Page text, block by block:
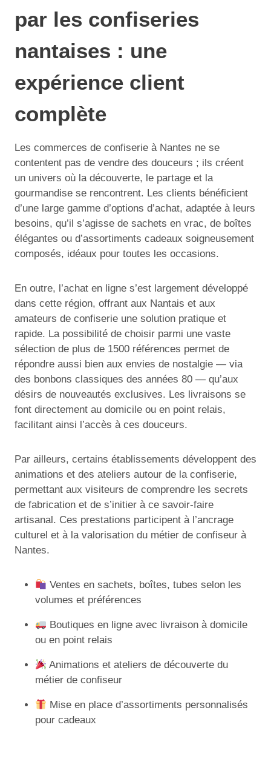
par les confiseries
nantaises : une
expérience client
complète
Les commerces de confiserie à Nantes ne se
contentent pas de vendre des douceurs ; ils créent
un univers où la découverte, le partage et la
gourmandise se rencontrent. Les clients bénéficient
d’une large gamme d’options d’achat, adaptée à leurs
besoins, qu’il s’agisse de sachets en vrac, de boîtes
élégantes ou d’assortiments cadeaux soigneusement
composés, idéaux pour toutes les occasions.
En outre, l’achat en ligne s’est largement développé
dans cette région, offrant aux Nantais et aux
amateurs de confiserie une solution pratique et
rapide. La possibilité de choisir parmi une vaste
sélection de plus de 1500 références permet de
répondre aussi bien aux envies de nostalgie — via
des bonbons classiques des années 80 — qu’aux
désirs de nouveautés exclusives. Les livraisons se
font directement au domicile ou en point relais,
facilitant ainsi l’accès à ces douceurs.
Par ailleurs, certains établissements développent des
animations et des ateliers autour de la confiserie,
permettant aux visiteurs de comprendre les secrets
de fabrication et de s’initier à ce savoir-faire
artisanal. Ces prestations participent à l’ancrage
culturel et à la valorisation du métier de confiseur à
Nantes.
Ventes en sachets, boîtes, tubes selon les
volumes et préférences
Boutiques en ligne avec livraison à domicile
ou en point relais
Animations et ateliers de découverte du
métier de confiseur
Mise en place d’assortiments personnalisés
pour cadeaux